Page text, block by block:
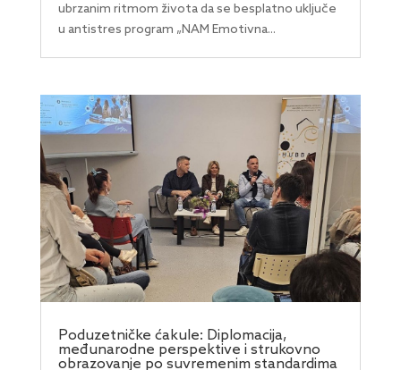
ubrzanim ritmom života da se besplatno uključe
u antistres program „NAM Emotivna...
Poduzetničke ćakule: Diplomacija,
međunarodne perspektive i strukovno
obrazovanje po suvremenim standardima